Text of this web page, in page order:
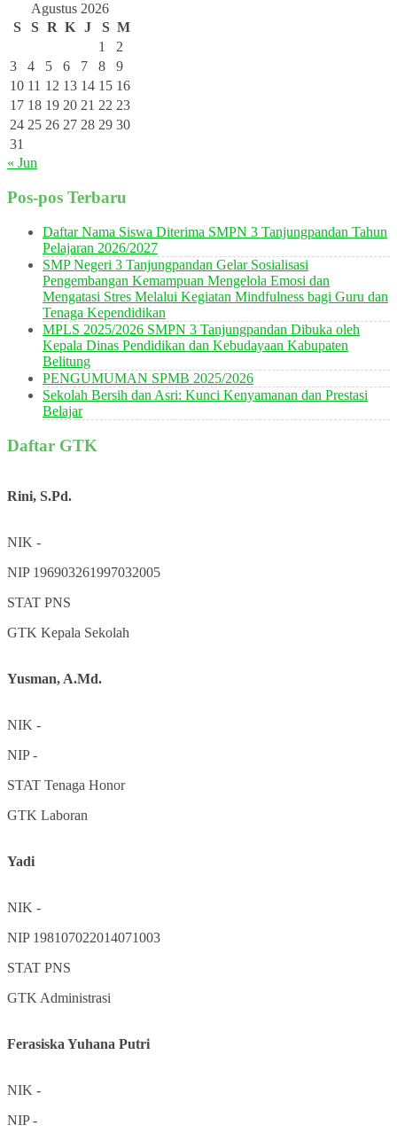
Agustus 2026
S
S R K J S M
1
2
3
4 5 6 7 8
9
10 11 12 13 14 15 16
17 18 19 20 21 22 23
24 25 26 27 28 29 30
31
« Jun
Pos-pos Terbaru
Daftar Nama Siswa Diterima SMPN 3 Tanjungpandan Tahun
Pelajaran 2026/2027
SMP Negeri 3 Tanjungpandan Gelar Sosialisasi
Pengembangan Kemampuan Mengelola Emosi dan
Mengatasi Stres Melalui Kegiatan Mindfulness bagi Guru dan
Tenaga Kependidikan
MPLS 2025/2026 SMPN 3 Tanjungpandan Dibuka oleh
Kepala Dinas Pendidikan dan Kebudayaan Kabupaten
Belitung
PENGUMUMAN SPMB 2025/2026
Sekolah Bersih dan Asri: Kunci Kenyamanan dan Prestasi
Belajar
Daftar GTK
Rini, S.Pd.
NIK -
NIP 196903261997032005
STAT PNS
GTK Kepala Sekolah
Yusman, A.Md.
NIK -
NIP-
STAT Tenaga Honor
GTK Laboran
Yadi
NIK -
NIP 198107022014071003
STAT PNS
GTK Administrasi
Ferasiska Yuhana Putri
NIK -
NIP-